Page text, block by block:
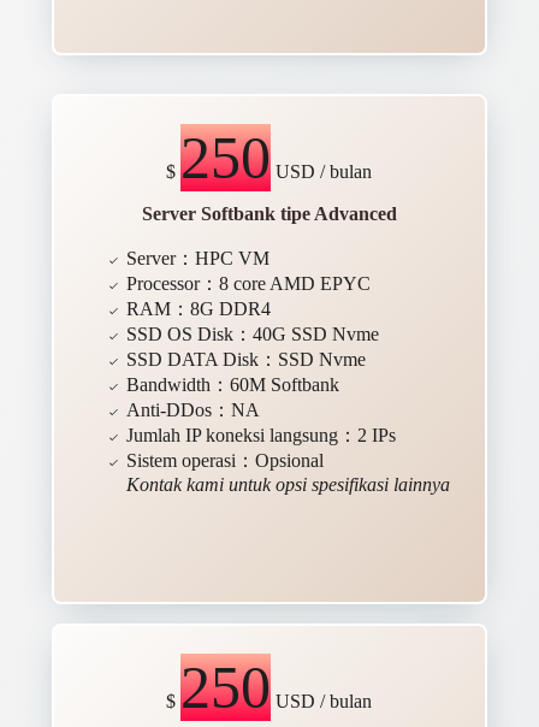
$ 250 USD / bulan
Server Softbank tipe Advanced
Server：HPC VM
Processor：8 core AMD EPYC
RAM：8G DDR4
SSD OS Disk：40G SSD Nvme
SSD DATA Disk：SSD Nvme
Bandwidth：60M Softbank
Anti-DDos：NA
Jumlah IP koneksi langsung：2 IPs
Sistem operasi：Opsional
Kontak kami untuk opsi spesifikasi lainnya
$ 250 USD / bulan